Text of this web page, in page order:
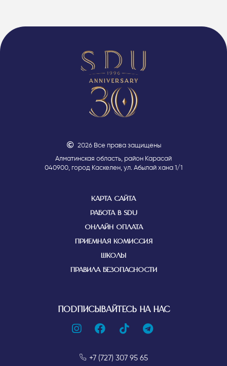
2026 Все права защищены
Алматинская область, район Карасай
040900, город Каскелен, ул. Абылай хана 1/1
КАРТА САЙТА
РАБОТА В SDU
ОНЛАЙН ОПЛАТА
ПРИЕМНАЯ КОМИССИЯ
ШКОЛЫ
ПРАВИЛА БЕЗОПАСНОСТИ
ПОДПИСЫВАЙТЕСЬ НА НАС
+7 (727) 307 95 65